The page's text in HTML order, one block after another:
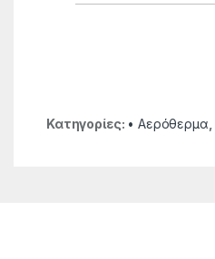
Κατηγορίες: • Αερόθερμα,